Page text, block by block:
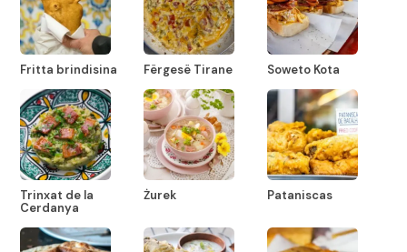
Fritta brindisina Fërgesë Tirane Soweto Kota
Trinxat de la
Cerdanya
Żurek Pataniscas